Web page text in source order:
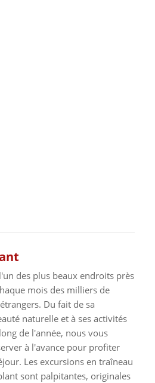
des plus beaux endroits près
mois des milliers de
Du fait de sa
naturelle et à ses activités
de l'année, nous vous
à l'avance pour profiter
Les excursions en traîneau
sont palpitantes, originales